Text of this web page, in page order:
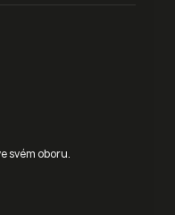
svém oboru.